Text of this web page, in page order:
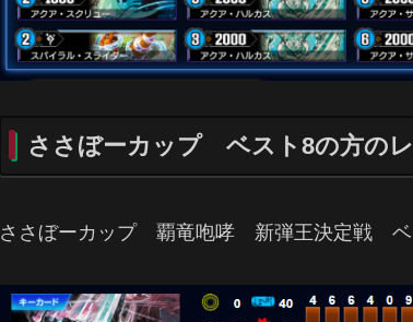
ささぼーカップ ベスト8の方の
ささぼーカップ 覇竜咆哮 新弾王決定戦 ベ